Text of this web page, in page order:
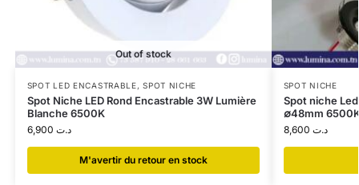
Out of stock
SPOT LED ENCASTRABLE,SPOT NICHE
Spot Niche LED Rond Encastrable 3W Lumière
Blanche 6500K
د.ت
​M'avertir du retour en stock
SPOT NICHE
Spot niche
∅48mm
د.ت